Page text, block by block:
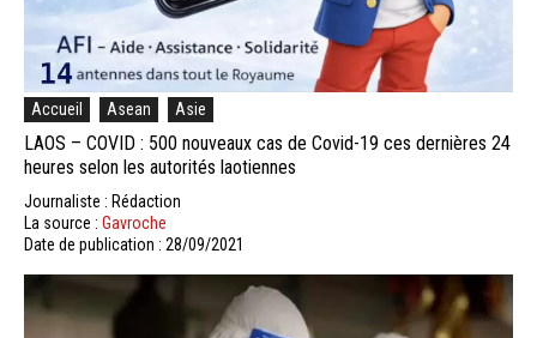
Accueil Asean Asie
LAOS – COVID : 500 nouveaux cas de Covid-19 ces dernières 24
heures selon les autorités laotiennes
Journaliste : Rédaction
La source : Gavroche
Date de publication : 28/09/2021